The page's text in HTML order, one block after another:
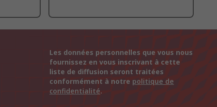
Les données personnelles que vous nous
fournissez en vous inscrivant à cette
liste de diffusion seront traitées
conformément à notre politique de
confidentialité.